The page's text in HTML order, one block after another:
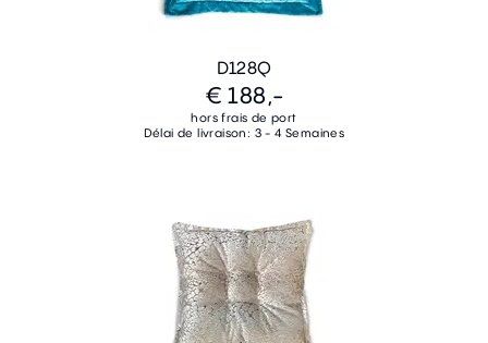
D128Q
€ 188,-
hors frais de port
Délai de livraison: 3 - 4 Semaines